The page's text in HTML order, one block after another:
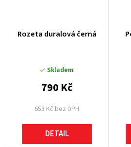
Rozeta duralová černá
Skladem
653 Kč bez DPH
790 Kč
DETAIL